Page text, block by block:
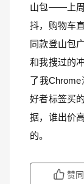
山包——上周
抖，购物车
同款登山包
和我搜过的
了我
好者标签买
据，谁出价
的。
赞同